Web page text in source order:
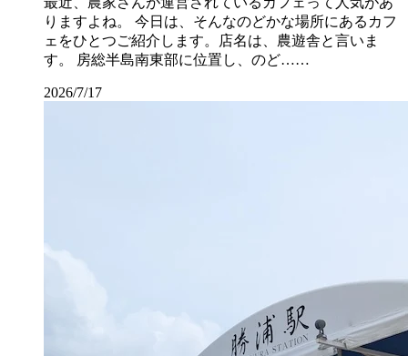
りますよね。 今日は、そんなのどかな場所にあるカフ
ェをひとつご紹介します。店名は、農遊舎と言いま
す。 房総半島南東部に位置し、のど……
2026/7/17